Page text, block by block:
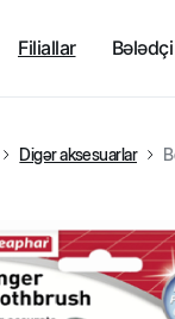
Filiallar Bələdçi
Digər aksesuarlar